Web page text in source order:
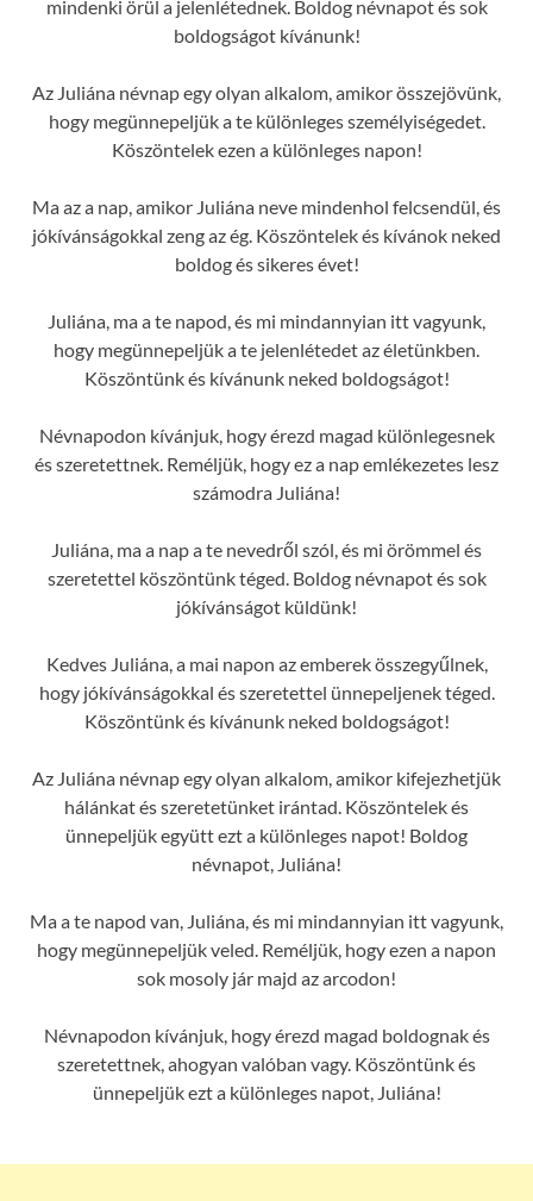
mindenki örül a jelenlétednek. Boldog névnapot és sok
boldogságot kívánunk!
Az Juliána névnap egy olyan alkalom, amikor összejövünk,
hogy megünnepeljük a te különleges személyiségedet.
Köszöntelek ezen a különleges napon!
Ma az a nap, amikor Juliána neve mindenhol felcsendül, és
jókívánságokkal zeng az ég. Köszöntelek és kívánok neked
boldog és sikeres évet!
Juliána, ma a te napod, és mi mindannyian itt vagyunk,
hogy megünnepeljük a te jelenlétedet az életünkben.
Köszöntünk és kívánunk neked boldogságot!
Névnapodon kívánjuk, hogy érezd magad különlegesnek
és szeretettnek. Reméljük, hogy ez a nap emlékezetes lesz
számodra Juliána!
Juliána, ma a nap a te nevedről szól, és mi örömmel és
szeretettel köszöntünk téged. Boldog névnapot és sok
jókívánságot küldünk!
Kedves Juliána, a mai napon az emberek összegyűlnek,
hogy jókívánságokkal és szeretettel ünnepeljenek téged.
Köszöntünk és kívánunk neked boldogságot!
Az Juliána névnap egy olyan alkalom, amikor kifejezhetjük
hálánkat és szeretetünket irántad. Köszöntelek és
ünnepeljük együtt ezt a különleges napot! Boldog
névnapot, Juliána!
Ma a te napod van, Juliána, és mi mindannyian itt vagyunk,
hogy megünnepeljük veled. Reméljük, hogy ezen a napon
sok mosoly jár majd az arcodon!
Névnapodon kívánjuk, hogy érezd magad boldognak és
szeretettnek, ahogyan valóban vagy. Köszöntünk és
ünnepeljük ezt a különleges napot, Juliána!